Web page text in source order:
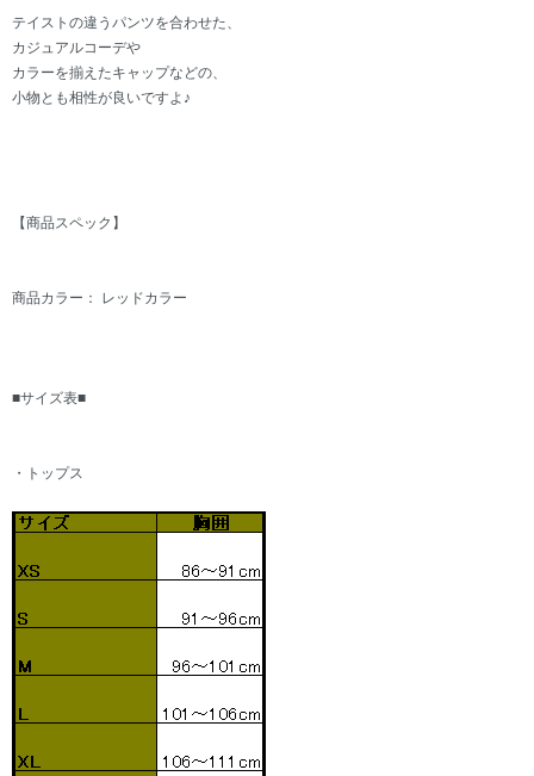
テイストの違うパンツを合わせた、
カジュアルコーデや
カラーを揃えたキャップなどの、
小物とも相性が良いですよ♪
【商品スペック】
商品カラー： レッドカラー
■サイズ表■
・トップス